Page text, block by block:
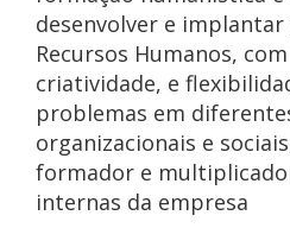
desenvolver e
Recursos Humanos,
criatividade, e
problemas em
organizacionais e
formador e
internas da empresa